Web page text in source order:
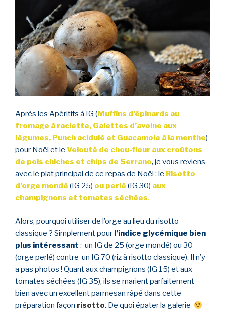
AUX
RAISINS
–
NOEL
#4 »
Après les Apéritifs à IG (Muffins d’épinards au
fromage à raclette, Galettes d’avoine aux
légumes, Punch acidulé et Guacamole à la menthe)
pour Noël et le Velouté de chou-fleur aux croûtons
de pois chiches et chips de Serrano, je vous reviens
avec le plat principal de ce repas de Noël : le Risotto
d’orge mondé (IG 25) ou perlé (IG 30) aux
champignons et tomates séchées.
Alors, pourquoi utiliser de l’orge au lieu du risotto
classique ? Simplement pour l’indice glycémique bien
plus intéressant : un IG de 25 (orge mondé) ou 30
(orge perlé) contre un IG 70 (riz à risotto classique). Il n’y
a pas photos ! Quant aux champignons (IG 15) et aux
tomates séchées (IG 35), ils se marient parfaitement
bien avec un excellent parmesan râpé dans cette
préparation façon risotto. De quoi épater la galerie